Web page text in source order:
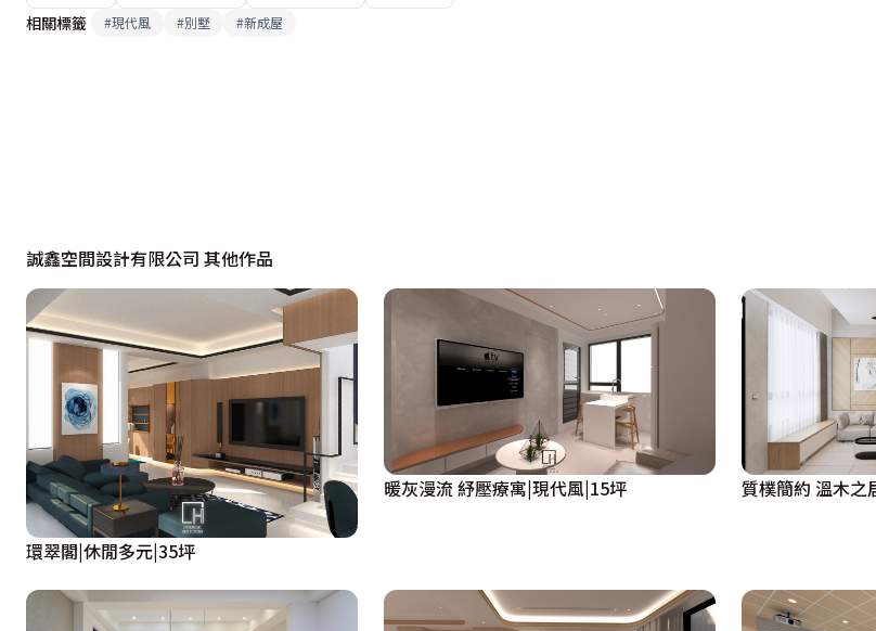
相關標籤
#現代風 #別墅 #新成屋
誠鑫空間設計有限公司 其他作品
環翠閣|休閒多元|35坪
暖灰漫流 紓壓療寓|現代風|15坪
質樸簡約 溫木之